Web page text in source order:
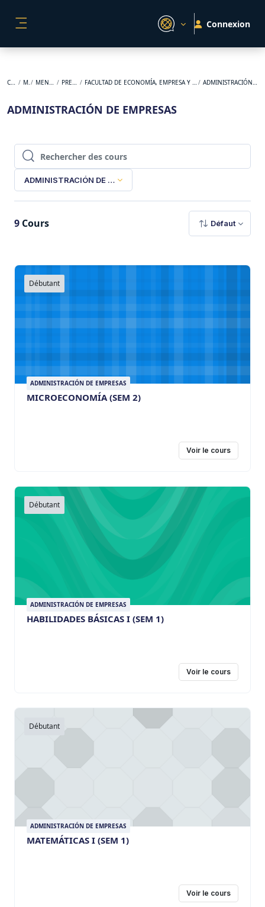
Connexion
Cours MEN MEN 2-2023 PREGRADO FACULTAD DE ECONOMÍA, EMPRESA Y DESARROLLO SOSTENIBLE ADMINISTRACIÓN DE EMPRESAS
ADMINISTRACIÓN DE EMPRESAS
Rechercher des cours
Rechercher des cours
ADMINISTRACIÓN DE EMPRESAS
9 Cours Défaut
Débutant
ADMINISTRACIÓN DE EMPRESAS
MICROECONOMÍA (SEM 2)
Voir le cours
Débutant
ADMINISTRACIÓN DE EMPRESAS
HABILIDADES BÁSICAS I (SEM 1)
Voir le cours
Débutant
ADMINISTRACIÓN DE EMPRESAS
MATEMÁTICAS I (SEM 1)
Voir le cours